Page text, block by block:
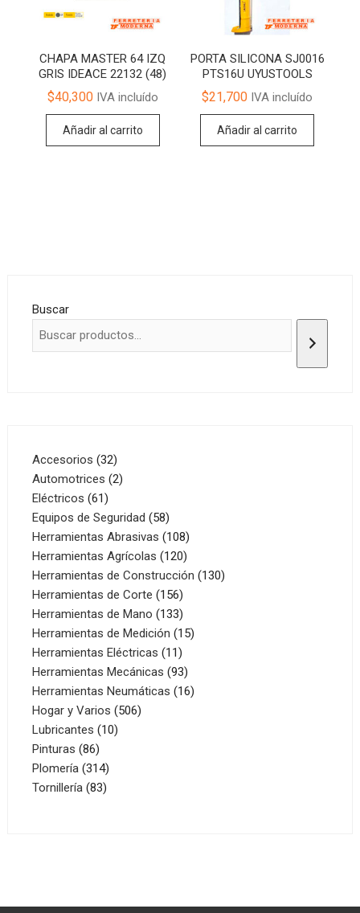
CHAPA MASTER 64 IZQ
GRIS IDEACE 22132 (48)
$40,300IVA incluído
Añadir al carrito
PORTA SILICONA SJ0016
PTS16U UYUSTOOLS
$21,700 IVA incluído
Añadir al carrito
Buscar
Accesorios 3232
productos
Automotrices 22
Eléctricos 6161
productos
Equipos de Seguridad 5858
productos
Herramientas Abrasivas 108108
productos
Herramientas Agrícolas 120120
productos
Herramientas de Construcción 130130
Herramientas de Corte 156156
productos
Herramientas de Mano 133133
productos
Herramientas de Medición 1515
Herramientas Eléctricas 1111
productos
Herramientas Mecánicas 9393
productos
Herramientas Neumáticas 1616
Hogar y Varios 506506
Lubricantes 1010
Pinturas 8686
productos
Plomería 314314
productos
Tornillería 8383